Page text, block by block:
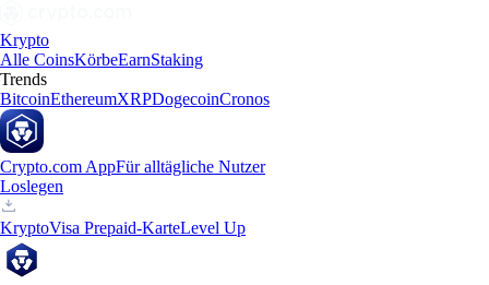
Krypto
Alle CoinsKörbeEarnStaking
Trends
BitcoinEthereumXRPDogecoinCronos
Crypto.com AppFür alltägliche Nutzer
Loslegen
KryptoVisa Prepaid-KarteLevel Up